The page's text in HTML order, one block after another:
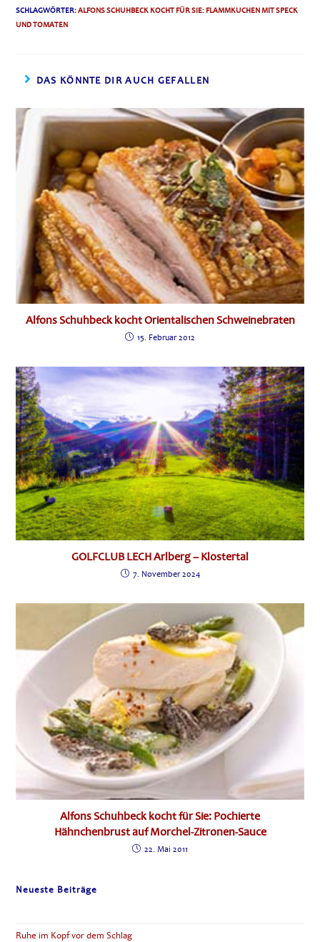
SCHLAGWÖRTER:ALFONS SCHUHBECK KOCHT FÜR SIE: FLAMMKUCHEN MIT SPECK
UND TOMATEN
DAS KÖNNTE DIR AUCH GEFALLEN
Alfons Schuhbeck kocht Orientalischen Schweinebraten
15. Februar 2012
GOLFCLUB LECH Arlberg – Klostertal
7. November 2024
Alfons Schuhbeck kocht für Sie: Pochierte
Hähnchenbrust auf Morchel-Zitronen-Sauce
22. Mai 2011
Neueste Beiträge
Ruhe im Kopf vor dem Schlag